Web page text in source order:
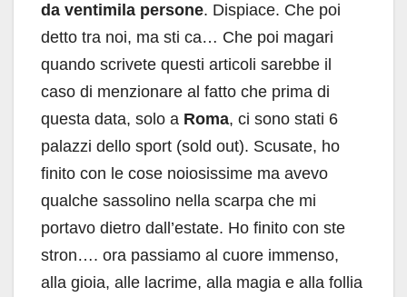
da ventimila persone. Dispiace. Che poi
detto tra noi, ma sti ca… Che poi magari
quando scrivete questi articoli sarebbe il
caso di menzionare al fatto che prima di
questa data, solo a Roma, ci sono stati 6
palazzi dello sport (sold out). Scusate, ho
finito con le cose noiosissime ma avevo
qualche sassolino nella scarpa che mi
portavo dietro dall’estate. Ho finito con ste
stron…. ora passiamo al cuore immenso,
alla gioia, alle lacrime, alla magia e alla follia